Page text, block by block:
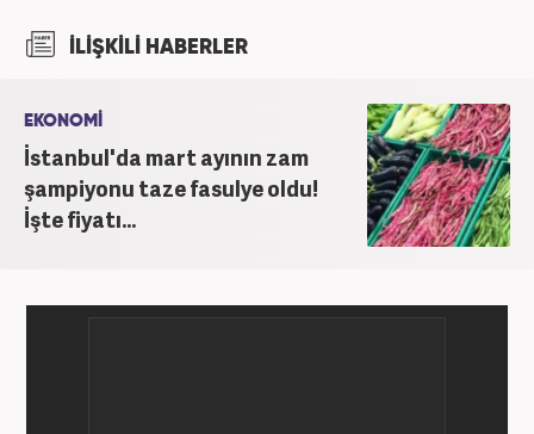
röportaja imza attı. Meslek hayatına Haber7.com’da
İLİŞKİLİ HABERLER
EKONOMİ
İstanbul'da mart ayının zam
şampiyonu taze fasulye oldu!
İşte fiyatı...